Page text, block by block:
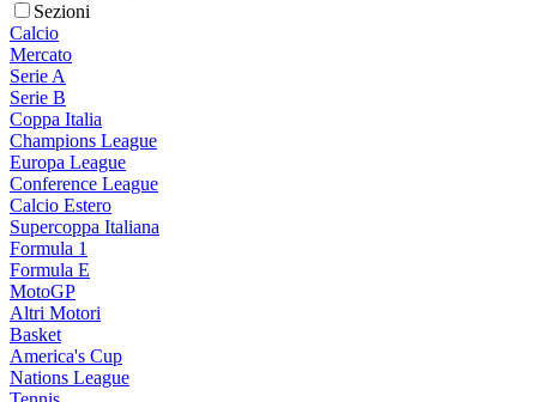
Sezioni
Calcio
Mercato
Serie A
Serie B
Coppa Italia
Champions League
Europa League
Conference League
Calcio Estero
Supercoppa Italiana
Formula 1
Formula E
MotoGP
Altri Motori
Basket
America's Cup
Nations League